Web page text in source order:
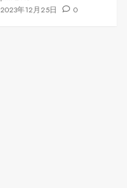
2023年12月25日
0